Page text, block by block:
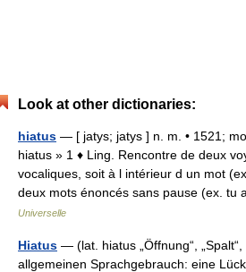
Look at other dictionaries:
hiatus — [ jatys; jatys ] n. m. • 1521;
hiatus » 1 ♦ Ling. Rencontre de deux
vocaliques, soit à l intérieur d un mot
deux mots énoncés sans pause (ex.
Universelle
Hiatus — (lat. hiatus „Öffnung“, „Spalt“,
allgemeinen Sprachgebrauch: eine